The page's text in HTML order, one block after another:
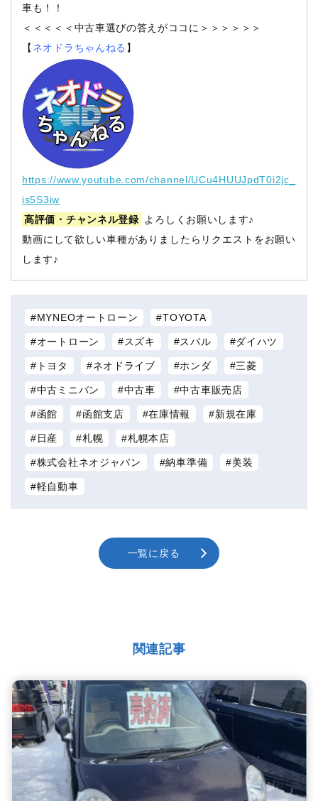
車も！！
＜＜＜＜＜中古車選びの答えがココに＞＞＞＞＞＞
【 ネオドラちゃんねる 】
https://www.youtube.com/channel/UCu4HUUJpdT0i2jc_
is5S3iw
高評価・チャンネル登録
よろしくお願いします♪
動画にして欲しい車種がありましたらリクエストをお願い
します♪
MYNEOオートローン TOYOTA
オートローン スズキ スバル ダイハツ
トヨタ ネオドライブ ホンダ 三菱
中古ミニバン 中古車 中古車販売店
函館 函館支店 在庫情報 新規在庫
日産 札幌 札幌本店
株式会社ネオジャパン 納車準備 美装
軽自動車
一覧に戻る
関連記事